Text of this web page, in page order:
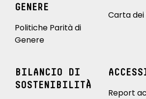
GENERE
Politiche Parità di
Genere
Carta dei
BILANCIO DI
SOSTENIBILITÀ
Report